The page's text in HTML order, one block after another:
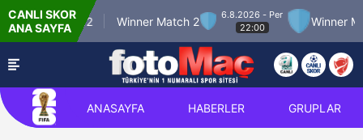
CANLI SKOR
ANA SAYFA
Match 12 Winner Match 2
6.8.2026 - Per
22:00
Winner Match
ANASAYFA HABERLER GRUPLAR